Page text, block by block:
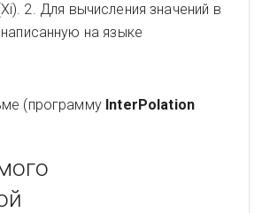
2. Для вычисления значений в
на языке
(программу InterPolation